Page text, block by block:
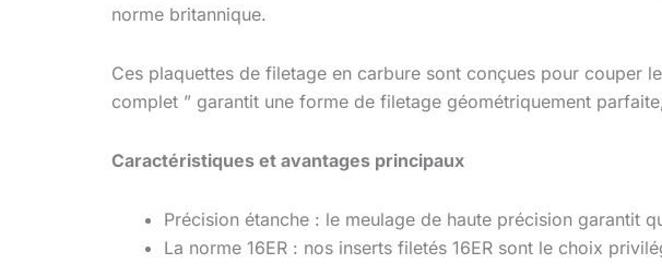
norme britannique.
Ces plaquettes de filetage en carbure sont conçues pour couper
complet ” garantit une forme de filetage géométriquement
Caractéristiques et avantages principaux
Précision étanche : le meulage de haute précision garantit
La norme 16ER : nos inserts filetés 16ER sont le choix